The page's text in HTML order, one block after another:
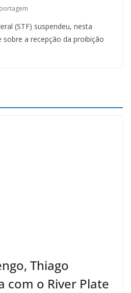
(STF) suspendeu, nesta
sobre a recepção da proibição
Thiago
com o River Plate